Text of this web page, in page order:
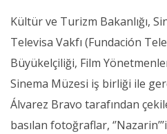
Kültür ve Turizm Bakanlığı,
Televisa Vakfı (Fundación
Büyükelçiliği, Film
Sinema Müzesi iş birliği ile
Álvarez Bravo tarafından
basılan fotoğraflar,